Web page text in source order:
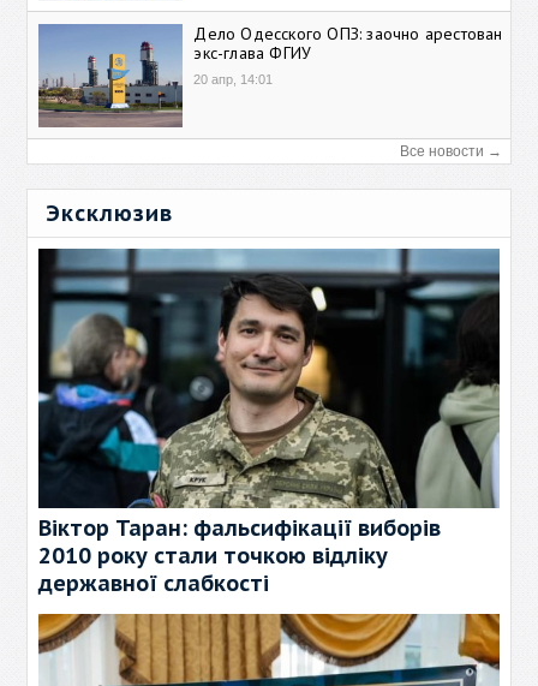
Дело Одесского ОПЗ: заочно арестован
экс-глава ФГИУ
20 апр, 14:01
Все новости →
Эксклюзив
Віктор Таран: фальсифікації виборів
2010 року стали точкою відліку
державної слабкості